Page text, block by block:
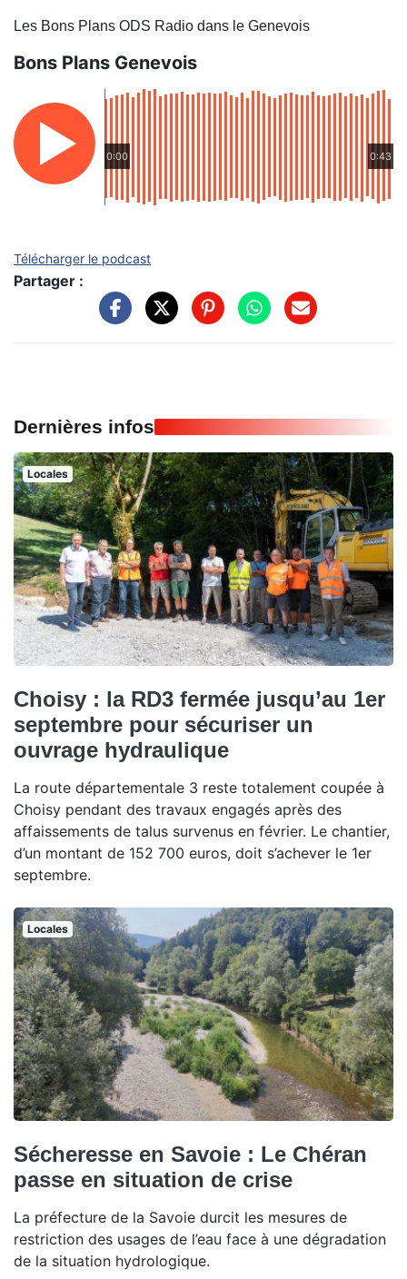
Les Bons Plans ODS Radio dans le Genevois
Bons Plans Genevois
0:00 0:43
Télécharger le podcast
Partager :
Dernières infos
Locales
Choisy : la RD3 fermée jusqu’au 1er
septembre pour sécuriser un
ouvrage hydraulique
La route départementale 3 reste totalement coupée à
Choisy pendant des travaux engagés après des
affaissements de talus survenus en février. Le chantier,
d’un montant de 152 700 euros, doit s’achever le 1er
septembre.
Locales
Sécheresse en Savoie : Le Chéran
passe en situation de crise
La préfecture de la Savoie durcit les mesures de
restriction des usages de l’eau face à une dégradation
de la situation hydrologique.